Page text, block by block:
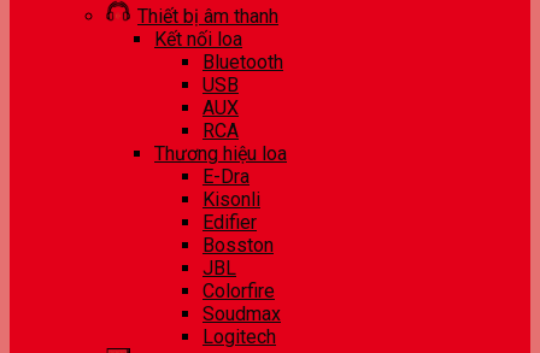
Thiết bị âm thanh
Kết nối loa
Bluetooth
USB
AUX
RCA
Thương hiệu loa
E-Dra
Kisonli
Edifier
Bosston
JBL
Colorfire
Soudmax
Logitech